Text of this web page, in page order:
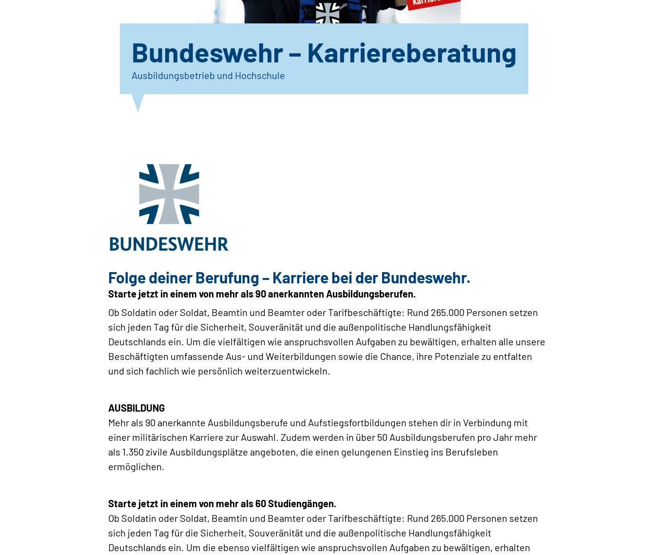
Bundeswehr – Karriereberatung
Ausbildungsbetrieb und Hochschule
Folge deiner Berufung – Karriere bei der Bundeswehr.
Starte jetzt in einem von mehr als 90 anerkannten Ausbildungsberufen.
Ob Soldatin oder Soldat, Beamtin und Beamter oder Tarifbeschäftigte: Rund 265.000 Personen setzen
sich jeden Tag für die Sicherheit, Souveränität und die außenpolitische Handlungsfähigkeit
Deutschlands ein. Um die vielfältigen wie anspruchsvollen Aufgaben zu bewältigen, erhalten alle unsere
Beschäftigten umfassende Aus- und Weiterbildungen sowie die Chance, ihre Potenziale zu entfalten
und sich fachlich wie persönlich weiterzuentwickeln.
AUSBILDUNG
Mehr als 90 anerkannte Ausbildungsberufe und Aufstiegsfortbildungen stehen dir in Verbindung mit
einer militärischen Karriere zur Auswahl. Zudem werden in über 50 Ausbildungsberufen pro Jahr mehr
als 1.350 zivile Ausbildungsplätze angeboten, die einen gelungenen Einstieg ins Berufsleben
ermöglichen.
Starte jetzt in einem von mehr als 60 Studiengängen.
Ob Soldatin oder Soldat, Beamtin und Beamter oder Tarifbeschäftigte: Rund 265.000 Personen setzen
sich jeden Tag für die Sicherheit, Souveränität und die außenpolitische Handlungsfähigkeit
Deutschlands ein. Um die ebenso vielfältigen wie anspruchsvollen Aufgaben zu bewältigen, erhalten